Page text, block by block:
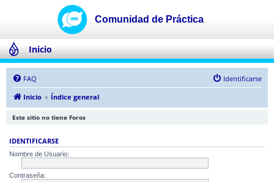
Inicio
FAQ
Identificarse
Inicio
Índice general
Este sitio no tiene Foros
IDENTIFICARSE
Nombre de Usuario:
Contraseña: